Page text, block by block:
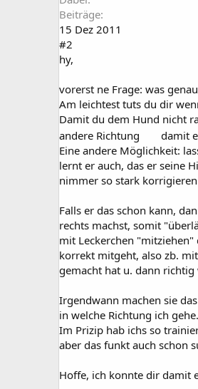
Beiträge
15 Dez 2011
#2
hy,
vorerst ne Frage: was
Am leichtest tuts du dir
Damit du dem Hund nicht
andere Richtung
damit
Eine andere Möglichkeit:
lernt er auch, das er seine
nimmer so stark
Falls er das schon kann,
rechts machst, somit
mit Leckerchen
korrekt mitgeht, also zb.
gemacht hat u. dann
Irgendwann machen sie
in welche Richtung ich
Im Prizip hab ichs so
aber das funkt auch schon
Hoffe, ich konnte dir damit